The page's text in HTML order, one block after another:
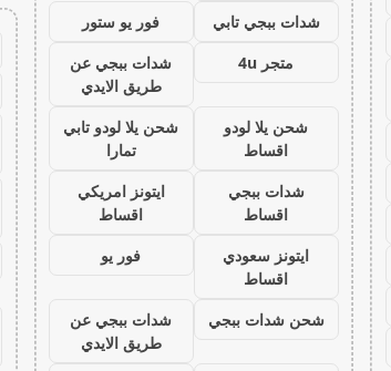
شدات ببجي تابي
فور يو ستور
متجر 4u
شدات ببجي عن
طريق الايدي
شحن يلا لودو
اقساط
شحن يلا لودو تابي
تمارا
شدات ببجي
اقساط
ايتونز امريكي
اقساط
ايتونز سعودي
اقساط
فور يو
شحن شدات ببجي
شدات ببجي عن
طريق الايدي